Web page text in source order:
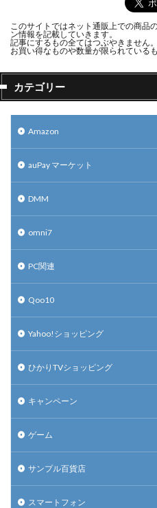
このサイトではネット通販上での商品
ン情報を記載していきます。
記事にするもの全てはつぶやきません。
お買い得なものや数量が限られている
カテゴリー
Amazon
auPay マーケット
DMM
omni7
PC関連
Qoo10
Yahoo!ショッピング
ひかりTVショッピング
キャンペーン
ゲーム
サンプル百貨店
スマートフォン